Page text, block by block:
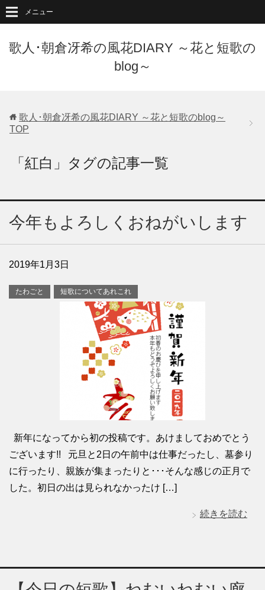
歌人･朝倉冴希の風花DIARY ～花と短歌の
blog～
メニュー
歌人･朝倉冴希の風花DIARY ～花と短歌のblog～
TOP
「紅白」タグの記事一覧
今年もよろしくおねがいします
2019年1月3日
たわごと 短歌についてあれこれ
新年になってから初の投稿です。あけましておめでとう
ございます!! 元旦と2日の午前中は仕事だったし、墓参り
に行ったり、親族が集まったりと･･･そんな感じの正月で
した。初日の出は見られなかったけ […]
続きを読む